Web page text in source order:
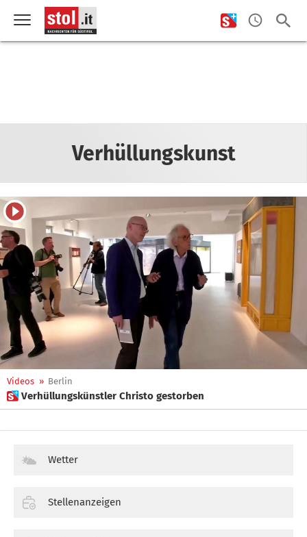
Verhüllungskunst
Videos » Berlin
 Verhüllungskünstler Christo gestorben
Wetter
Stellenanzeigen